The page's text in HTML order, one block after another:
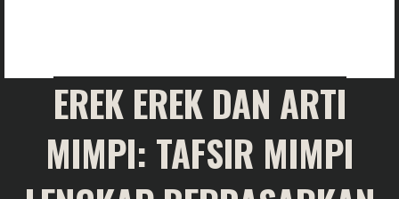
EREK EREK DAN ARTI
MIMPI: TAFSIR MIMPI